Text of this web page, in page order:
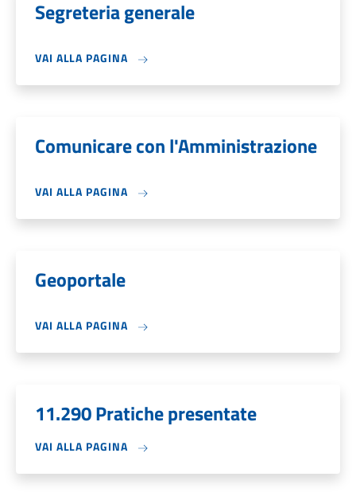
Segreteria generale
VAI ALLA PAGINA
Comunicare con l'Amministrazione
VAI ALLA PAGINA
Geoportale
VAI ALLA PAGINA
11.290 Pratiche presentate
VAI ALLA PAGINA